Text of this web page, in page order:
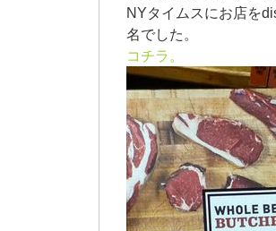
NYタイムスにお店を
名でした。
コチラ。